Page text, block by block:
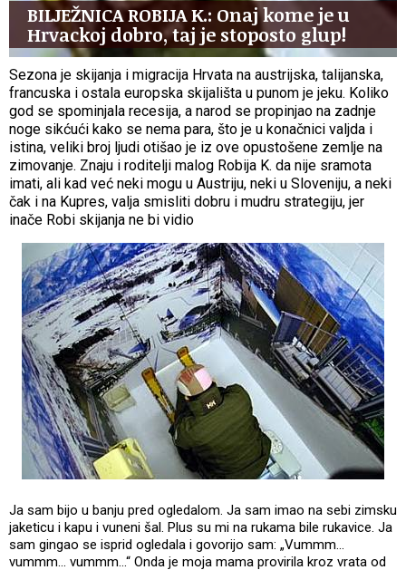
BILJEŽNICA ROBIJA K.: Onaj kome je u
Hrvackoj dobro, taj je stoposto glup!
Sezona je skijanja i migracija Hrvata na austrijska, talijanska,
francuska i ostala europska skijališta u punom je jeku. Koliko
god se spominjala recesija, a narod se propinjao na zadnje
noge sikćući kako se nema para, što je u konačnici valjda i
istina, veliki broj ljudi otišao je iz ove opustošene zemlje na
zimovanje. Znaju i roditelji malog Robija K. da nije sramota
imati, ali kad već neki mogu u Austriju, neki u Sloveniju, a neki
čak i na Kupres, valja smisliti dobru i mudru strategiju, jer
inače Robi skijanja ne bi vidio
Ja sam bijo u banju pred ogledalom. Ja sam imao na sebi zimsku
jaketicu i kapu i vuneni šal. Plus su mi na rukama bile rukavice. Ja
sam gingao se isprid ogledala i govorijo sam: „Vummm...
vummm... vummm...“ Onda je moja mama provirila kroz vrata od